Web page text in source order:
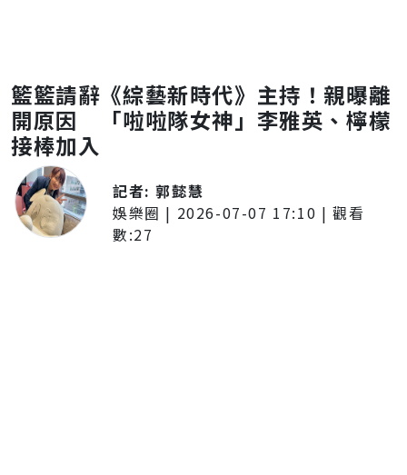
籃籃請辭《綜藝新時代》主持！親曝離
開原因 「啦啦隊女神」李雅英、檸檬
接棒加入
記者:郭懿慧
娛樂圈 | 2026-07-07 17:10 | 觀看
數:27